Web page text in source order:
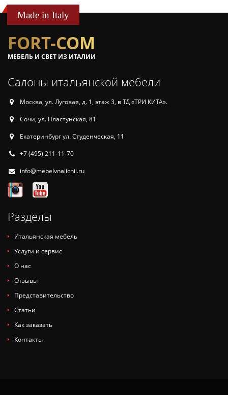
Made in Italy
FORT-COM
МЕБЕЛЬ И СВЕТ ИЗ ИТАЛИИ
Салоны итальянской мебели
Москва, ул. Луговая, д. 1, этаж 3, в ТД «ТРИ КИТА».
Сочи, ул. Пластунская, 81
Екатеринбург ул. Студенческая, 11
+7 (495) 211-11-70
info@mebelvnalichii.ru
Разделы
Итальянская мебель
Услуги и сервис
О нас
Отзывы
Представительство
Статьи
Как заказать
Контакты